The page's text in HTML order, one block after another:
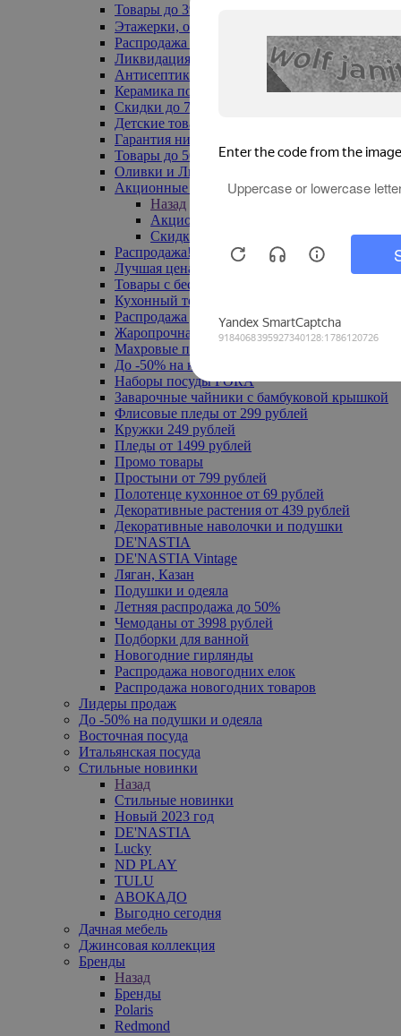
Товары до 399₽
Этажерки, обувницы
Распродажа текстиля до -50%
Ликвидация до -70%
Антисептики
Керамика по 129 руб
Скидки до 70%
Детские товары
Гарантия низкой цены
Товары до 500 руб
Оливки и Лимоны
Акционные товары
Назад
Акционные товары
Скидка 20% по промокоду
Распродажа! Ульяновск до -70%
Лучшая цена
Товары с бесплатной доставкой
Кухонный текстиль
Распродажа до -50%
Жаропрочная посуда
Махровые полотенца
До -50% на ковры
Наборы посуды FORA
Заварочные чайники с бамбуковой крышкой
Флисовые пледы от 299 рублей
Кружки 249 рублей
Пледы от 1499 рублей
Промо товары
Простыни от 799 рублей
Полотенце кухонное от 69 рублей
Декоративные растения от 439 рублей
Декоративные наволочки и подушки
DE'NASTIA
DE'NASTIA Vintage
Ляган, Казан
Подушки и одеяла
Летняя распродажа до 50%
Чемоданы от 3998 рублей
Подборки для ванной
Новогодние гирлянды
Распродажа новогодних елок
Распродажа новогодних товаров
Лидеры продаж
До -50% на подушки и одеяла
Восточная посуда
Итальянская посуда
Стильные новинки
Назад
Стильные новинки
Новый 2023 год
DE'NASTIA
Lucky
ND PLAY
TULU
АВОКАДО
Выгодно сегодня
Дачная мебель
Джинсовая коллекция
Бренды
Назад
Бренды
Polaris
Redmond